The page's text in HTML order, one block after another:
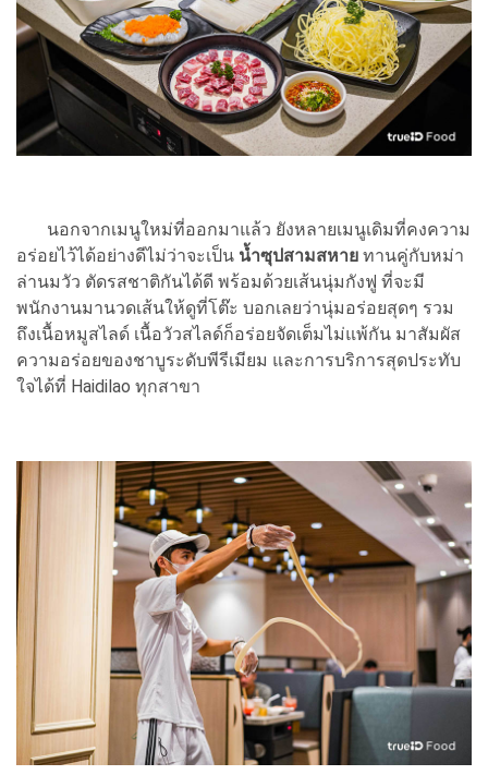
นอกจากเมนูใหม่ที่ออกมาแล้ว ยังหลายเมนูเดิมที่คงความ
อร่อยไว้ได้อย่างดีไม่ว่าจะเป็น น้ำซุปสามสหาย ทานคู่กับหม่า
ล่านมวัว ตัดรสชาติกันได้ดี พร้อมด้วยเส้นนุ่มกังฟู ที่จะมี
พนักงานมานวดเส้นให้ดูที่โต๊ะ บอกเลยว่านุ่มอร่อยสุดๆ รวม
ถึงเนื้อหมูสไลด์ เนื้อวัวสไลด์ก็อร่อยจัดเต็มไม่แพ้กัน มาสัมผัส
ความอร่อยของชาบูระดับพีรีเมียม และการบริการสุดประทับ
ใจได้ที่ Haidilao ทุกสาขา